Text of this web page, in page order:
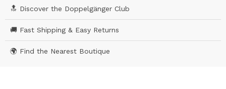
🔝 Discover the Doppelgänger Club
🚚 Fast Shipping & Easy Returns
🌍 Find the Nearest Boutique